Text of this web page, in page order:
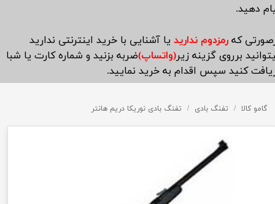
دهید.
که رمزدوم ندارید یا آشنایی با خرید اینترنتی ندارید
برروی گزینه زیر(واتساپ)ضربه بزنید و شماره کارت یا شبا
کنید سپس اقدام به خرید نمایید.
گامو کالا تفنگ بادی تفنگ بادی نوریکا دریم هانتر